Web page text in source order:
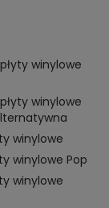
winylowe
winylowe
winylowe
winylowe Pop
winylowe